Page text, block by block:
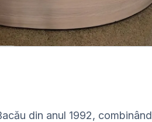
din anul 1992, combinând